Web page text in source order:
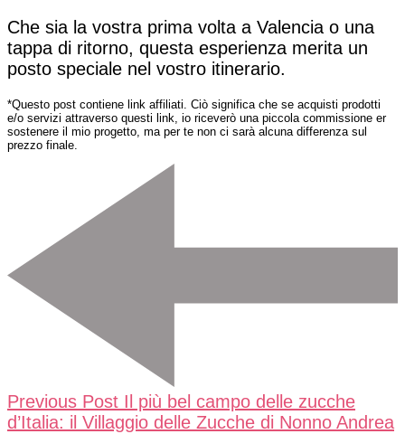
Che sia la vostra prima volta a Valencia o una
tappa di ritorno, questa esperienza merita un
posto speciale nel vostro itinerario.
*Questo post contiene link affiliati. Ciò significa che se acquisti prodotti
e/o servizi attraverso questi link, io riceverò una piccola commissione er
sostenere il mio progetto, ma per te non ci sarà alcuna differenza sul
prezzo finale.
Navigation
Previous Post Il più bel campo delle zucche
d’Italia: il Villaggio delle Zucche di Nonno Andrea